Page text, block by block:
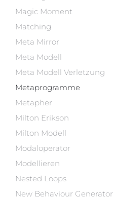
Magic Moment
Matching
Meta Mirror
Meta Modell
Meta Modell Verletzung
Metaprogramme
Metapher
Milton Erikson
Milton Modell
Modaloperator
Modellieren
Nested Loops
New Behaviour Generator